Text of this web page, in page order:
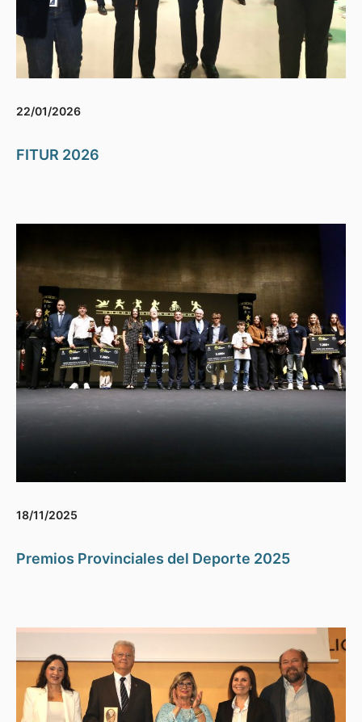
22/01/2026
FITUR 2026
18/11/2025
Premios Provinciales del Deporte 2025